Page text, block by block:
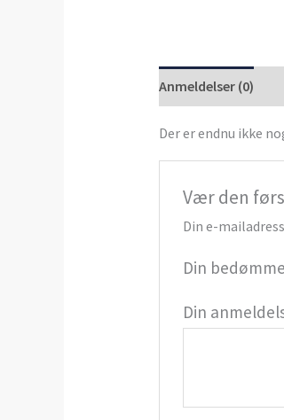
Anmeldelser (0)
Der er endnu ikke
Vær den
Din e-
Din
Din